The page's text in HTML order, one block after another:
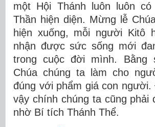
một Hội Thánh luôn luôn có
Thần hiện diện. Mừng lễ
hiện xuống, mỗi người Kitô
nhận được sức sống mới
trong cuộc đời mình. Bằng
Chúa chúng ta làm cho
đúng với phẩm giá con
vậy chính chúng ta cũng phải
nhờ Bí tích Thánh Thể.